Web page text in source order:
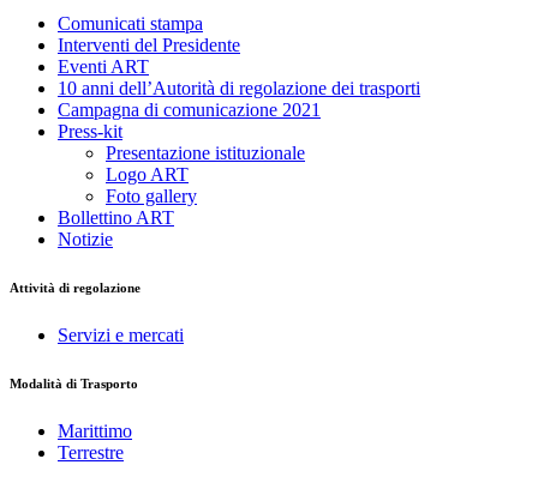
Comunicati stampa
Interventi del Presidente
Eventi ART
10 anni dell’Autorità di regolazione dei trasporti
Campagna di comunicazione 2021
Press-kit
Presentazione istituzionale
Logo ART
Foto gallery
Bollettino ART
Notizie
Attività di regolazione
Servizi e mercati
Modalità di Trasporto
Marittimo
Terrestre